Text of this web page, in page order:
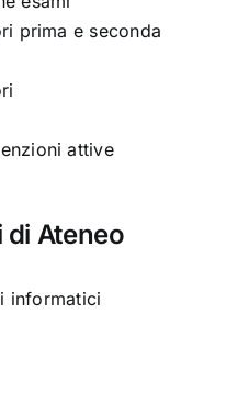
prima e seconda
attive
Ateneo
informatici